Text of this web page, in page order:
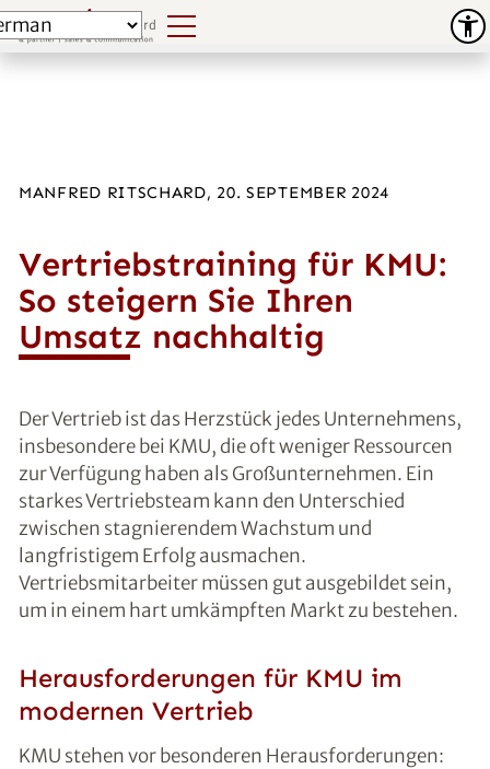
MANFRED RITSCHARD, 20. SEPTEMBER 2024
Vertriebstraining für KMU:
So steigern Sie Ihren
Umsatz nachhaltig
Der Vertrieb ist das Herzstück jedes Unternehmens,
insbesondere bei KMU, die oft weniger Ressourcen
zur Verfügung haben als Großunternehmen. Ein
starkes Vertriebsteam kann den Unterschied
zwischen stagnierendem Wachstum und
langfristigem Erfolg ausmachen.
Vertriebsmitarbeiter müssen gut ausgebildet sein,
um in einem hart umkämpften Markt zu bestehen.
Herausforderungen für KMU im
modernen Vertrieb
KMU stehen vor besonderen Herausforderungen: